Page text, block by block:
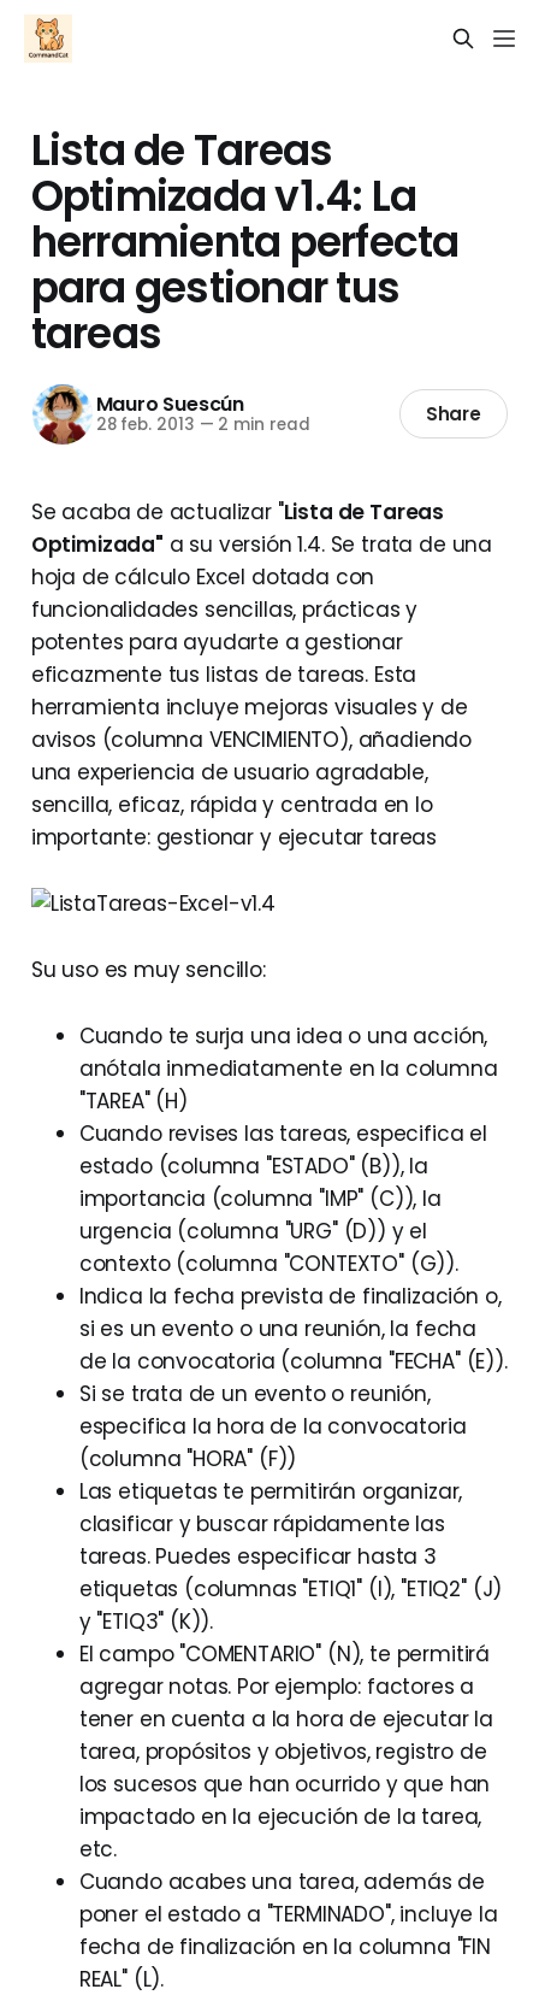
Lista de Tareas
Optimizada v1.4: La
herramienta perfecta
para gestionar tus
tareas
Mauro Suescún
28 feb. 2013 — 2 min read Share
Se acaba de actualizar "Lista de Tareas
Optimizada" a su versión 1.4. Se trata de una
hoja de cálculo Excel dotada con
funcionalidades sencillas, prácticas y
potentes para ayudarte a gestionar
eficazmente tus listas de tareas. Esta
herramienta incluye mejoras visuales y de
avisos (columna VENCIMIENTO), añadiendo
una experiencia de usuario agradable,
sencilla, eficaz, rápida y centrada en lo
importante: gestionar y ejecutar tareas
Su uso es muy sencillo:
Cuando te surja una idea o una acción,
anótala inmediatamente en la columna
"TAREA" (H)
Cuando revises las tareas, especifica el
estado (columna "ESTADO" (B)), la
importancia (columna "IMP" (C)), la
urgencia (columna "URG" (D)) y el
contexto (columna "CONTEXTO" (G)).
Indica la fecha prevista de finalización o,
si es un evento o una reunión, la fecha
de la convocatoria (columna "FECHA" (E)).
Si se trata de un evento o reunión,
especifica la hora de la convocatoria
(columna "HORA" (F))
Las etiquetas te permitirán organizar,
clasificar y buscar rápidamente las
tareas. Puedes especificar hasta 3
etiquetas (columnas "ETIQ1" (I), "ETIQ2" (J)
y "ETIQ3" (K)).
El campo "COMENTARIO" (N), te permitirá
agregar notas. Por ejemplo: factores a
tener en cuenta a la hora de ejecutar la
tarea, propósitos y objetivos, registro de
los sucesos que han ocurrido y que han
impactado en la ejecución de la tarea,
etc.
Cuando acabes una tarea, además de
poner el estado a "TERMINADO", incluye la
fecha de finalización en la columna "FIN
REAL" (L).